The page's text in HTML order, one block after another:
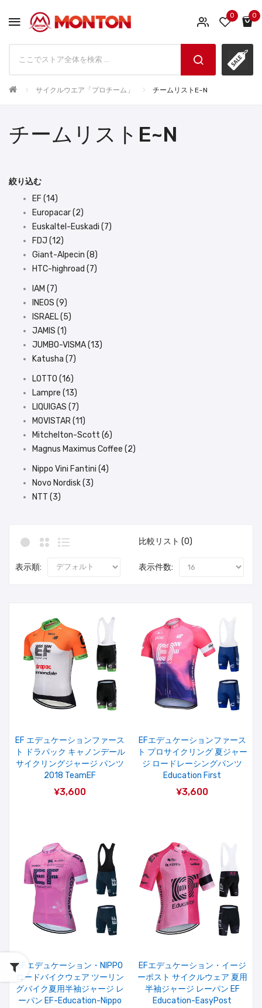
0 0
サイクルウエア「プロチーム」 チームリストE~N
チームリストE~N
絞り込む
EF (14)
Europacar (2)
Euskaltel-Euskadi (7)
FDJ (12)
Giant-Alpecin (8)
HTC-highroad (7)
IAM (7)
INEOS (9)
ISRAEL (5)
JAMIS (1)
JUMBO-VISMA (13)
Katusha (7)
LOTTO (16)
Lampre (13)
LIQUIGAS (7)
MOVISTAR (11)
Mitchelton-Scott (6)
Magnus Maximus Coffee (2)
Nippo Vini Fantini (4)
Novo Nordisk (3)
NTT (3)
比較リスト (0)
表示順: 表示件数:
EF エデュケーションファース
ト ドラパック キャノンデール
サイクリングジャージ パンツ
2018 TeamEF
¥3,600
EFエデュケーションファース
ト プロサイクリング 夏ジャー
ジ ロードレーシングパンツ
Education First
¥3,600
EFエデュケーション・NIPPO
ロードバイクウェア ツーリン
グバイク夏用半袖ジャージ レ
ーパン EF-Education-Nippo
EFエデュケーション・イージ
ーポスト サイクルウェア 夏用
半袖ジャージ レーパン EF
Education-EasyPost